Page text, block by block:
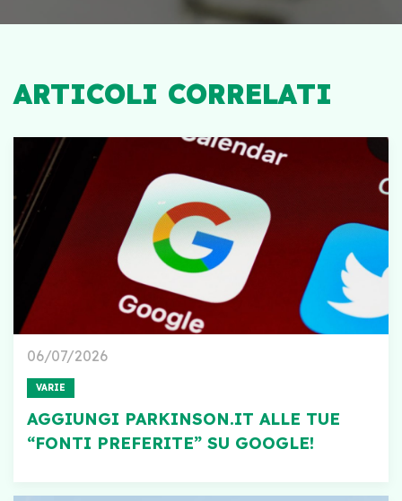
ARTICOLI CORRELATI
06/07/2026
VARIE
AGGIUNGI PARKINSON.IT ALLE TUE
“FONTI PREFERITE” SU GOOGLE!